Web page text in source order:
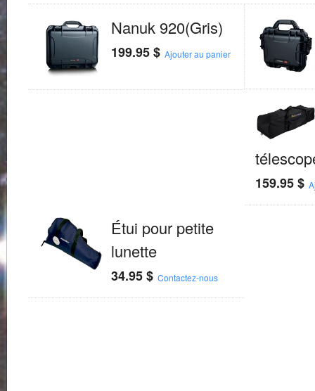
Nanuk 920(Gris)
199.95$ Ajouter au panier
159.95$
Étui pour petite
lunette
34.95$ Contactez-nous